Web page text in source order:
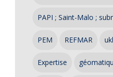
PAPI ; Saint-Malo ;
PEM REFMAR
Expertise